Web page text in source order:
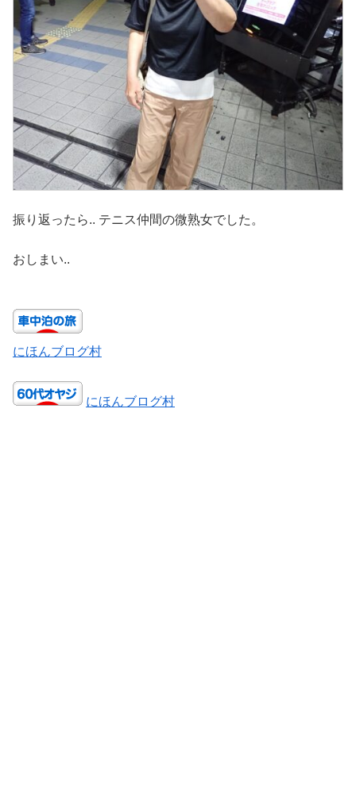
振り返ったら.. テニス仲間の微熟女でした。
おしまい..
にほんブログ村
にほんブログ村